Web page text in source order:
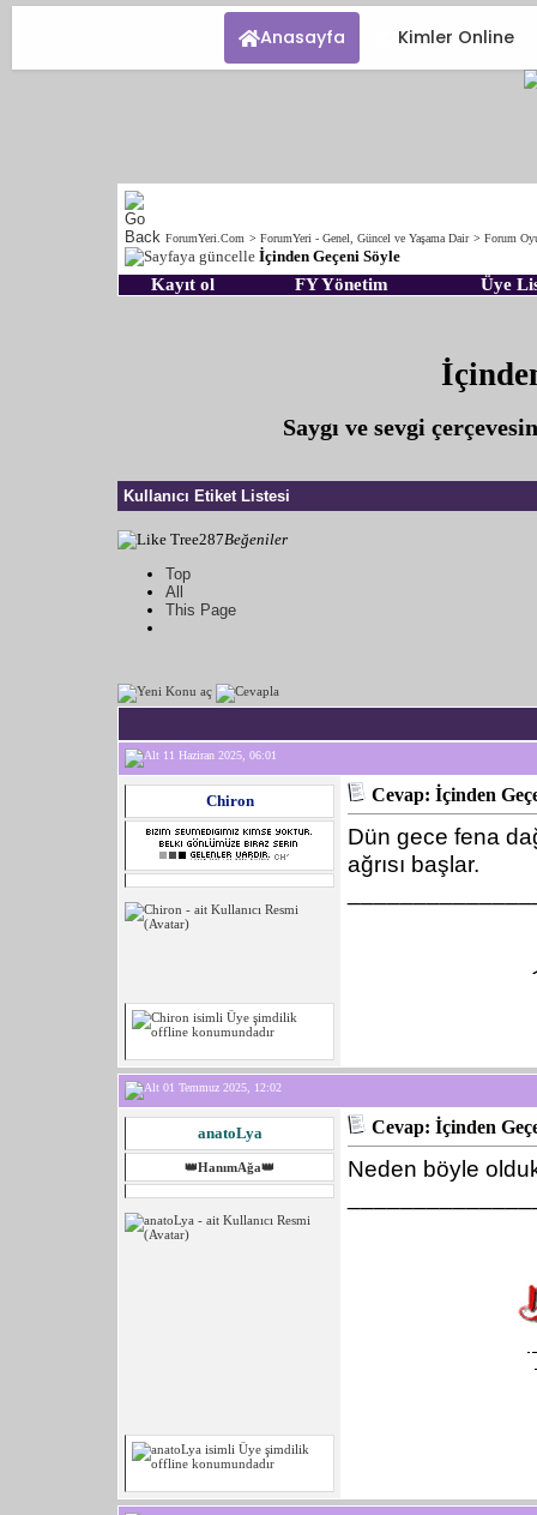
Anasayfa Kimler Online
ForumYeri.Com > ForumYeri - Genel, Güncel ve Yaşama Dair > Forum
İçinden Geçeni Söyle
Kayıt ol FY Yönetim Üye
Saygı ve sevgi
Kullanıcı Etiket Listesi
287Beğeniler
Top
All
This Page
11 Haziran 2025, 06:01
Chiron Cevap: İçinden
Dün gece fena
ağrısı başlar.
01 Temmuz 2025, 12:02
anatoLya
👑HanımAğa👑
Cevap: İçinden
Neden böyle